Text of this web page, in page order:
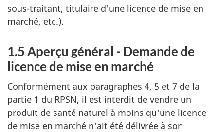
sous-traitant, titulaire d'une licence de mise en
marché, etc.).
1.5 Aperçu général - Demande de
licence de mise en marché
Conformément aux paragraphes 4, 5 et 7 de la
partie 1 du RPSN, il est interdit de vendre un
produit de santé naturel à moins qu'une licence
de mise en marché n'ait été délivrée à son